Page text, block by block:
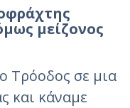
μείζονος
Τρόοδος σε μια
και κάναμε